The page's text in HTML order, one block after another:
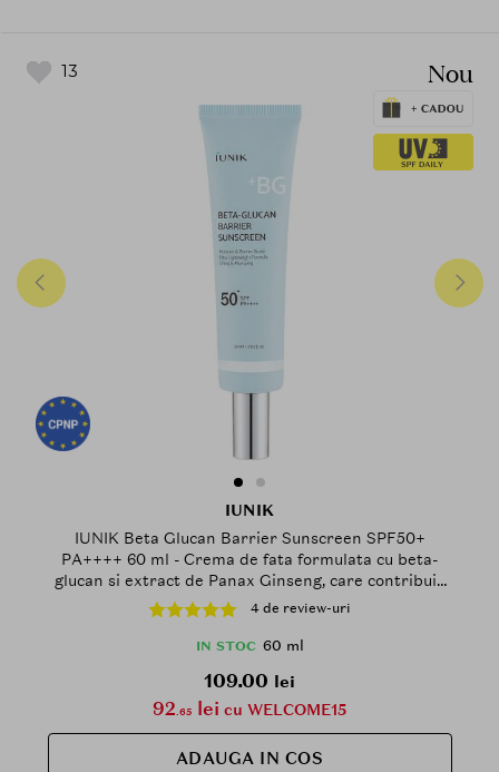
13 Nou
IUNIK
IUNIK Beta Glucan Barrier Sunscreen SPF50+
PA++++ 60 ml - Crema de fata formulata cu beta-
glucan si extract de Panax Ginseng, care contribuie
la protectia UV ridicata si la sustinerea barierei
cutanate
4 de review-uri
IN STOC 60 ml
109.00 lei
92.65 lei cu WELCOME15
ADAUGA IN COS